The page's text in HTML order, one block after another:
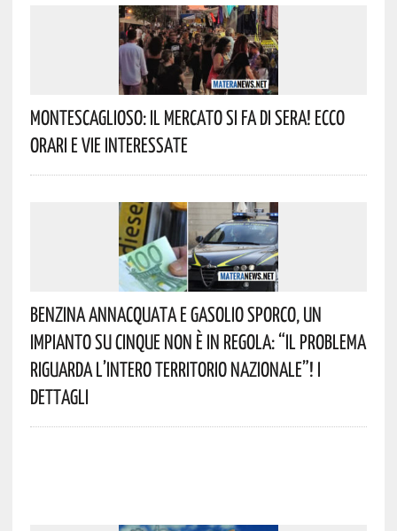
Montescaglioso: Il Mercato Si Fa Di Sera! Ecco
Orari E Vie Interessate
Benzina Annacquata E Gasolio Sporco, Un
Impianto Su Cinque Non È In Regola: “il Problema
Riguarda L’intero Territorio Nazionale”! I
Dettagli